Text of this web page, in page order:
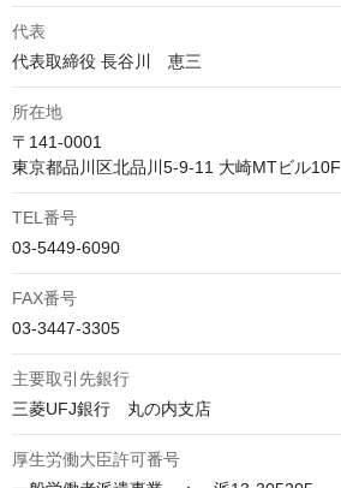
代表
代表取締役 長谷川　恵三
所在地
〒141-0001
東京都品川区北品川5-9-11 大崎MTビル10F
TEL番号
03-5449-6090
FAX番号
03-3447-3305
主要取引先銀行
三菱UFJ銀行　丸の内支店
厚生労働大臣許可番号